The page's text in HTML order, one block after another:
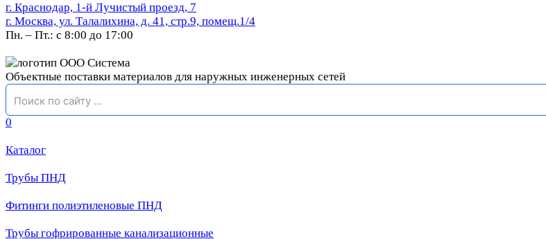
г. Краснодар, 1-й Лучистый проезд, 7
г. Москва, ул. Талалихина, д. 41, стр.9, помещ.1/4
Пн. – Пт.: с 8:00 до 17:00
Объектные поставки материалов для наружных инженерных сетей
0
Каталог
Трубы ПНД
Фитинги полиэтиленовые ПНД
Трубы гофрированные канализационные